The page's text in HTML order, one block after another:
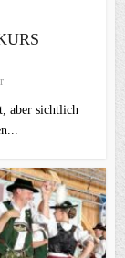
aber sichtlich